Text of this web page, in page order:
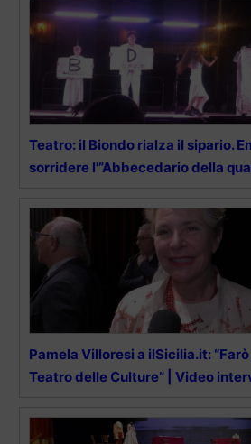
Teatro: il Biondo rialza il sipario.
sorridere l'”Abbecedario della
Pamela Villoresi a ilSicilia.it:
Teatro delle Culture” | Video